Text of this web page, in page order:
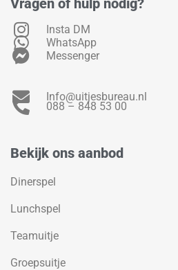
Insta DM
WhatsApp
Messenger
Info@uitjesbureau.nl
088 – 848 53 00
Bekijk ons aanbod
Dinerspel
Lunchspel
Teamuitje
Groepsuitje